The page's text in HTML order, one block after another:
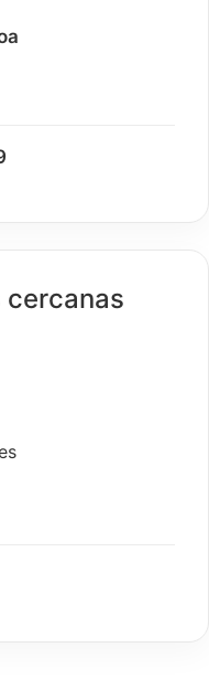
cercanas